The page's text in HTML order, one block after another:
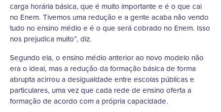
carga horária básica, que é muito importante e é o que cai
no Enem. Tivemos uma redução e a gente acaba não vendo
tudo no ensino médio e é o que será cobrado no Enem. Isso
nos prejudica muito”, diz.
Segundo ela, o ensino médio anterior ao novo modelo não
era o ideal, mas a redução da formação básica de forma
abrupta acirrou a desigualdade entre escolas públicas e
particulares, uma vez que cada rede de ensino oferta a
formação de acordo com a própria capacidade.